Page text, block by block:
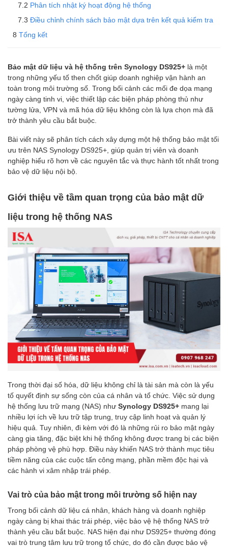
Phân tích nhật ký hoạt động hệ thống
Điều chỉnh chính sách bảo mật dựa trên kết quả kiểm tra
Tổng kết
Bảo mật dữ liệu và hệ thống trên Synology DS925+ là một
trong những yếu tố then chốt giúp doanh nghiệp vận hành an
toàn trong môi trường số. Trong bối cảnh các mối đe dọa mạng
ngày càng tinh vi, việc thiết lập các biện pháp phòng thủ như
tường lửa, VPN và mã hóa dữ liệu không còn là lựa chọn mà đã
trở thành yêu cầu bắt buộc.
Bài viết này sẽ phân tích cách xây dựng một hệ thống bảo mật tối
ưu trên NAS Synology DS925+, giúp quản trị viên và doanh
nghiệp hiểu rõ hơn về các nguyên tắc và thực hành tốt nhất trong
bảo vệ dữ liệu nội bộ.
Giới thiệu về tầm quan trọng của bảo mật dữ
liệu trong hệ thống NAS
Trong thời đại số hóa, dữ liệu không chỉ là tài sản mà còn là yếu
tố quyết định sự sống còn của cá nhân và tổ chức. Việc sử dụng
hệ thống lưu trữ mạng (NAS) như Synology DS925+ mang lại
nhiều lợi ích về lưu trữ tập trung, truy cập linh hoạt và quản lý
hiệu quả. Tuy nhiên, đi kèm với đó là những rủi ro bảo mật ngày
càng gia tăng, đặc biệt khi hệ thống không được trang bị các biện
pháp phòng vệ phù hợp. Điều này khiến NAS trở thành mục tiêu
tiềm năng của các cuộc tấn công mạng, phần mềm độc hại và
các hành vi xâm nhập trái phép.
Vai trò của bảo mật trong môi trường số hiện nay
Trong bối cảnh dữ liệu cá nhân, khách hàng và doanh nghiệp
ngày càng bị khai thác trái phép, việc bảo vệ hệ thống NAS trở
thành yêu cầu bắt buộc. NAS hiện đại như DS925+ thường đóng
vai trò trung tâm lưu trữ trong tổ chức, do đó cần được bảo vệ